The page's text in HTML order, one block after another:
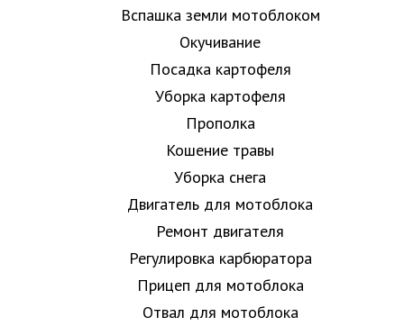
Вспашка земли мотоблоком
Окучивание
Посадка картофеля
Уборка картофеля
Прополка
Кошение травы
Уборка снега
Двигатель для мотоблока
Ремонт двигателя
Регулировка карбюратора
Прицеп для мотоблока
Отвал для мотоблока